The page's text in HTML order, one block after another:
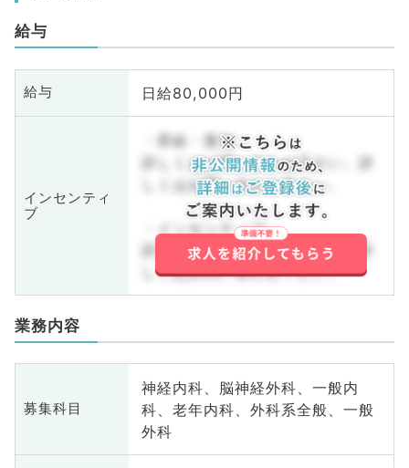
給与
給与 日給80,000円
インセンティ
ブ
・昇給・賞与
詳しくはお問い合わせ下さい。詳
しくはお問い合わせ下さい。
・インセンティブ
詳しくはお問い合わせ下さい。詳
しくはお問い合わせ下さい。
業務内容
募集科目
神経内科、脳神経外科、一般内
科、老年内科、外科系全般、一般
外科